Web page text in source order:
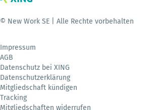
© New Work SE | Alle Rechte vorbehalten
Impressum
AGB
Datenschutz bei XING
Datenschutzerklärung
Mitgliedschaft kündigen
Tracking
Mitgliedschaften widerrufen